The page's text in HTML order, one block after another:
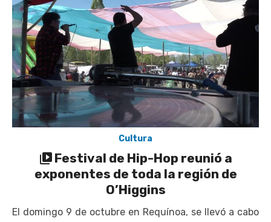
Cultura
Festival de Hip-Hop reunió a
exponentes de toda la región de
O’Higgins
El domingo 9 de octubre en Requínoa, se llevó a cabo